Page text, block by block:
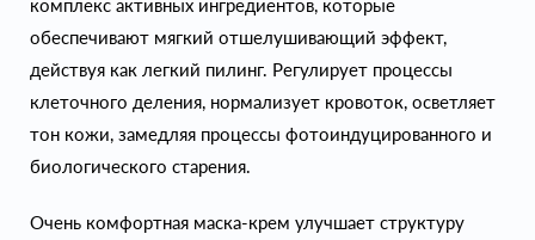
комплекс активных ингредиентов, которые
обеспечивают мягкий отшелушивающий эффект,
действуя как легкий пилинг. Регулирует процессы
клеточного деления, нормализует кровоток, осветляет
тон кожи, замедляя процессы фотоиндуцированного и
биологического старения.
Очень комфортная маска-крем улучшает структуру